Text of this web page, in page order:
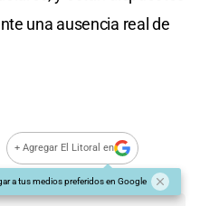
una ausencia real de
+ Agregar El Litoral en
a tus medios preferidos en Google